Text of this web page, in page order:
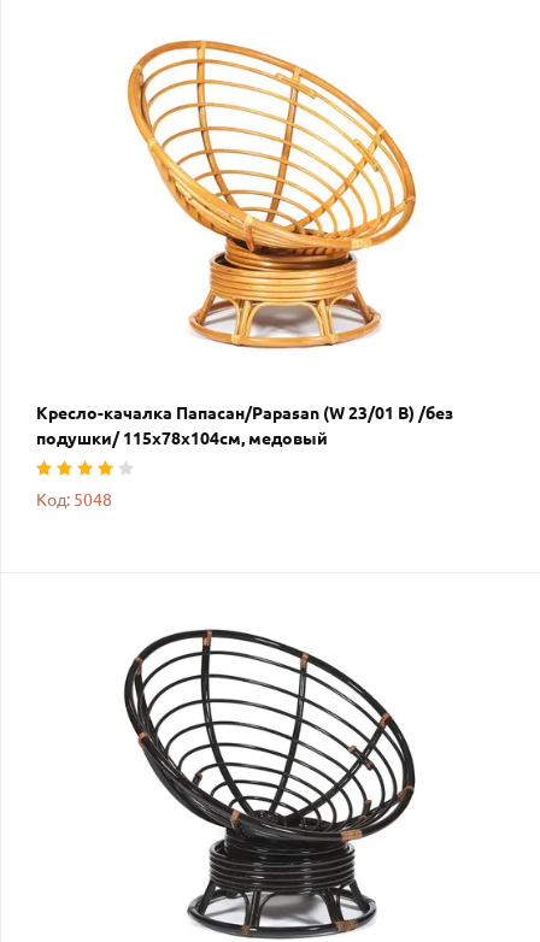
Кресло-качалка Папасан/Papasan (W 23/01 B) /без
подушки/ 115х78х104см, медовый
Код: 5048